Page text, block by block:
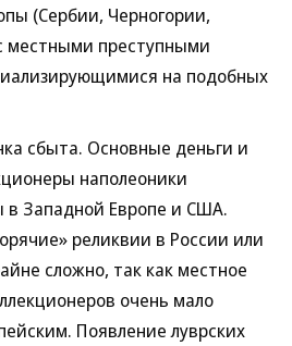
(Сербии, Черногории,
местными преступными
на подобных
сбыта. Основные деньги и
наполеоники
в Западной Европе и США.
реликвии в России или
сложно, так как местное
очень мало
Появление луврских